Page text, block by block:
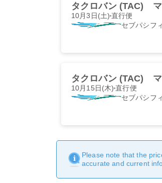
タクロバン (TAC)
10月3日(土)直行便
セブパシフ
タクロバン (TAC)
10月15日(木)直行便
セブパシフ
Please note that the
accurate and current